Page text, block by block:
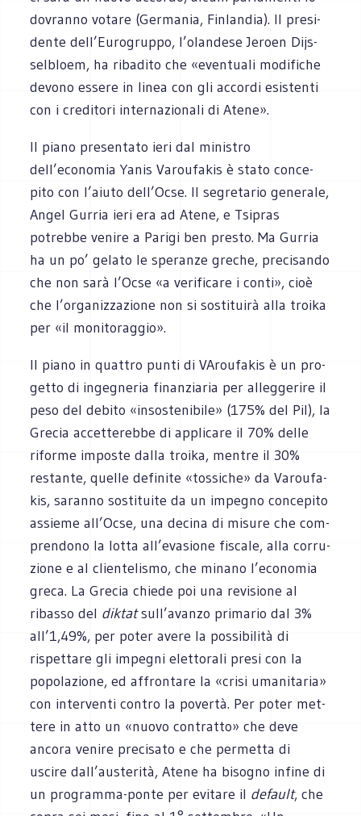
dovranno votare (Ger­ma­nia, Fin­lan­dia). Il pre­si­
dente dell’Eurogruppo, l’olandese Jeroen Dijs­
sel­bloem, ha riba­dito che «even­tuali modi­fi­che
devono essere in linea con gli accordi esi­stenti
con i cre­di­tori inter­na­zio­nali di Atene».
Il piano pre­sen­tato ieri dal mini­stro
dell’economia Yanis Varou­fa­kis è stato con­ce­
pito con l’aiuto dell’Ocse. Il segre­ta­rio gene­rale,
Angel Gur­ria ieri era ad Atene, e Tsi­pras
potrebbe venire a Parigi ben pre­sto. Ma Gur­ria
ha un po’ gelato le spe­ranze gre­che, pre­ci­sando
che non sarà l’Ocse «a veri­fi­care i conti», cioè
che l’organizzazione non si sosti­tuirà alla troika
per «il monitoraggio».
Il piano in quat­tro punti di VArou­fa­kis è un pro­
getto di inge­gne­ria finan­zia­ria per alleg­ge­rire il
peso del debito «inso­ste­ni­bile» (175% del Pil), la
Gre­cia accet­te­rebbe di appli­care il 70% delle
riforme impo­ste dalla troika, men­tre il 30%
restante, quelle defi­nite «tos­si­che» da Varou­fa­
kis, saranno sosti­tuite da un impe­gno con­ce­pito
assieme all’Ocse, una decina di misure che com­
pren­dono la lotta all’evasione fiscale, alla cor­ru­
zione e al clien­te­li­smo, che minano l’economia
greca. La Gre­cia chiede poi una revi­sione al
ribasso del dik­tatsull’avanzo pri­ma­rio dal 3%
all’1,49%, per poter avere la pos­si­bi­lità di
rispet­tare gli impe­gni elet­to­rali presi con la
popo­la­zione, ed affron­tare la «crisi uma­ni­ta­ria»
con inter­venti con­tro la povertà. Per poter met­
tere in atto un «nuovo con­tratto» che deve
ancora venire pre­ci­sato e che per­metta di
uscire dall’austerità, Atene ha biso­gno infine di
un programma-ponte per evi­tare il default, che